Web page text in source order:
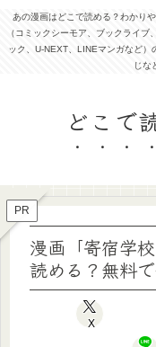
あの漫画はどこで読める？わかり
（コミックシーモア、ブックライ
ック、U-NEXT、LINEマンガなど
じな
どこで
PR
漫画「寄宿学
読める？無料
X